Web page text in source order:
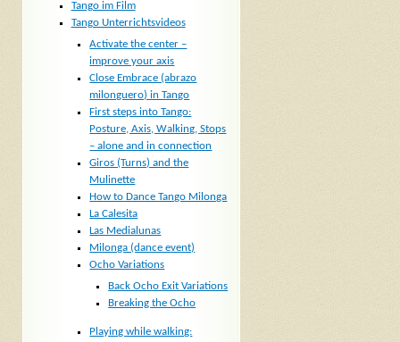
Tango im Film
Tango Unterrichtsvideos
Activate the center –
improve your axis
Close Embrace (abrazo
milonguero) in Tango
First steps into Tango:
Posture, Axis, Walking, Stops
– alone and in connection
Giros (Turns) and the
Mulinette
How to Dance Tango Milonga
La Calesita
Las Medialunas
Milonga (dance event)
Ocho Variations
Back Ocho Exit Variations
Breaking the Ocho
Playing while walking: